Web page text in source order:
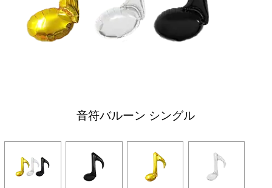
音符バルーン シングル